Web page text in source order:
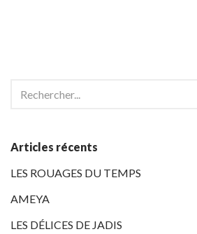
Articles récents
LES ROUAGES DU TEMPS
AMEYA
LES DÉLICES DE JADIS